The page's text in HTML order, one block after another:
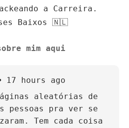
a Carreira.
Baixos 🇳🇱
mim aqui
17 hours ago
aleatórias de
pessoas pra ver se
Tem cada coisa